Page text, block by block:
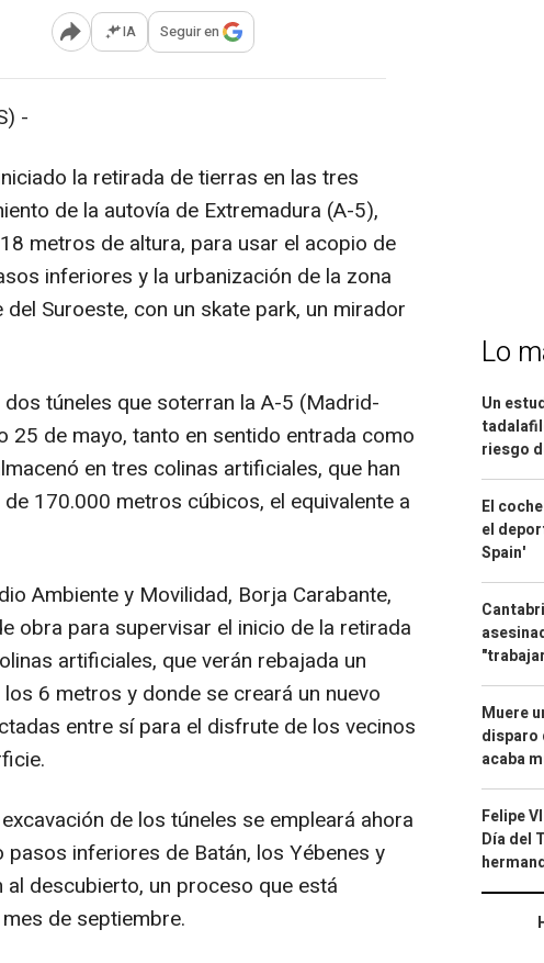
Abrir opciones para compartir
IA Seguir en
-
la retirada de tierras en las tres
de la autovía de Extremadura (A-5),
metros de altura, para usar el acopio de
inferiores y la urbanización de la zona
Suroeste, con un skate park, un mirador
túneles que soterran la A-5 (Madrid-
25 de mayo, tanto en sentido entrada como
en tres colinas artificiales, que han
170.000 metros cúbicos, el equivalente a
Ambiente y Movilidad, Borja Carabante,
obra para supervisar el inicio de la retirada
artificiales, que verán rebajada un
6 metros y donde se creará un nuevo
entre sí para el disfrute de los vecinos
de los túneles se empleará ahora
inferiores de Batán, los Yébenes y
al descubierto, un proceso que está
de septiembre.
Lo
Un
riesgo
El
el
Spain'
Muere
disparo
acaba
Felipe
Día del